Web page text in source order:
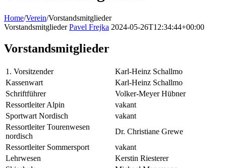
Home/Verein/Vorstandsmitglieder
VorstandsmitgliederPavel Frejka 2024-05-26T12:34:44+00:00
Vorstandsmitglieder
1. Vorsitzender
Karl-Heinz Schallmo
Kassenwart
Karl-Heinz Schallmo
Schriftführer
Volker-Meyer Hübner
Ressortleiter Alpin
vakant
Sportwart Nordisch
vakant
Ressortleiter Tourenwesen
nordisch
Dr. Christiane Grewe
Ressortleiter Sommersport
vakant
Lehrwesen
Kerstin Riesterer